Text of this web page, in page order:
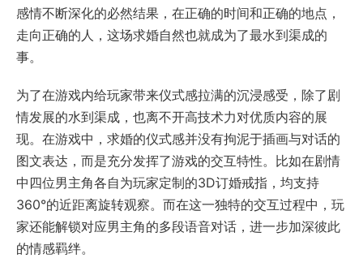
感情不断深化的必然结果，在正确的时间和正确的地点，
走向正确的人，这场求婚自然也就成为了最水到渠成的
事。
为了在游戏内给玩家带来仪式感拉满的沉浸感受，除了剧
情发展的水到渠成，也离不开高技术力对优质内容的展
现。在游戏中，求婚的仪式感并没有拘泥于插画与对话的
图文表达，而是充分发挥了游戏的交互特性。比如在剧情
中四位男主角各自为玩家定制的3D订婚戒指，均支持
360°的近距离旋转观察。而在这一独特的交互过程中，玩
家还能解锁对应男主角的多段语音对话，进一步加深彼此
的情感羁绊。